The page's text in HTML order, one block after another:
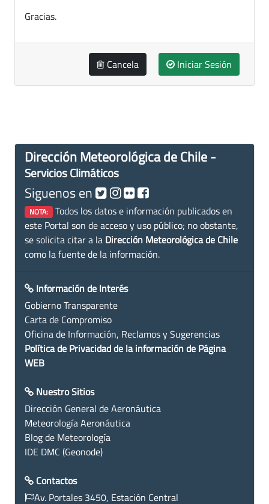
Gracias.
Cancela Iniciar Sesión
Dirección Meteorológica de Chile -
Servicios Climáticos
Siguenos en
NOTA: Todos los datos e información publicados en
este Portal son de acceso y uso público; no obstante,
se solicita citar a la Dirección Meteorológica de Chile
como la fuente de la información.
Información de Interés
Gobierno Transparente
Carta de Compromiso
Oficina de Información, Reclamos y Sugerencias
Política de Privacidad de la información de Página
WEB
Nuestro Sitios
Dirección General de Aeronáutica
Meteorología Aeronáutica
Blog de Meteorología
IDE DMC (Geonode)
Contactos
Av. Portales 3450, Estación Central